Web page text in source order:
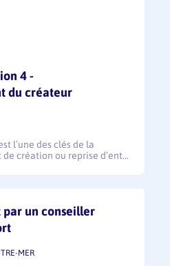
4 -
du créateur
l’une des clés de la
création ou reprise d’ent…
un conseiller
MER